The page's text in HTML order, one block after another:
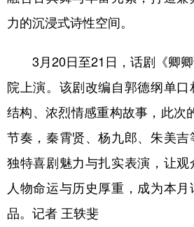
力的沉浸式诗性空间。
3月20日至21日，话剧《卿卿
院上演。该剧改编自郭德纲单
结构、浓烈情感重构故事，此次
节奏，秦霄贤、杨九郎、朱美吉
独特喜剧魅力与扎实表演，让观
人物命运与历史厚重，成为本
品。记者 王轶斐